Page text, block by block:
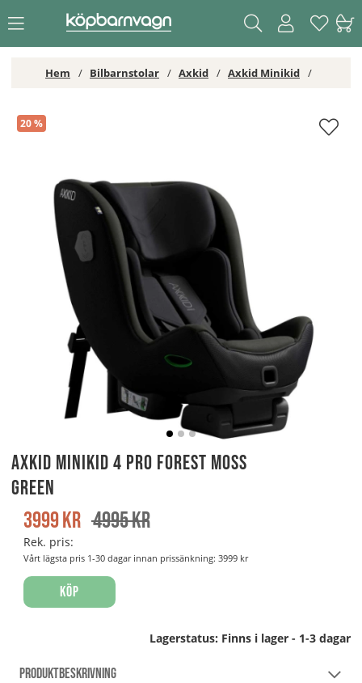
Hem Bilbarnstolar Axkid Axkid Minikid
20
Axkid Minikid 4 Pro Forest Moss Green
Axkid Minikid 4 Pro Forest Moss
Green
4995kr
3999kr
Rek. pris:
Vårt lägsta pris 1-30 dagar innan prissänkning: 3999 kr
Köp
Lagerstatus: Finns i lager - 1-3 dagar
PRODUKTBESKRIVNING